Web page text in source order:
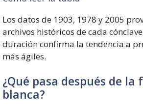
Los datos de 1903, 1978 y 2005
archivos históricos de cada
duración confirma la tendencia a
más ágiles.
¿Qué pasa después de la
blanca?